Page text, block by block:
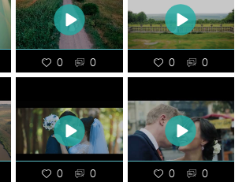
0 0 0 0
0 0 0 0